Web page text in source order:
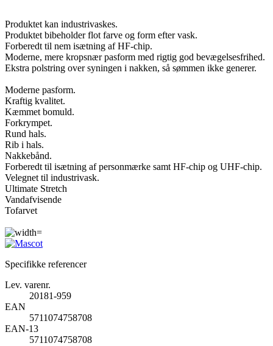
Produktet kan industrivaskes.
Produktet bibeholder flot farve og form efter vask.
Forberedt til nem isætning af HF-chip.
Moderne, mere kropsnær pasform med rigtig god bevægelsesfrihed.
Ekstra polstring over syningen i nakken, så sømmen ikke generer.
Moderne pasform.
Kraftig kvalitet.
Kæmmet bomuld.
Forkrympet.
Rund hals.
Rib i hals.
Nakkebånd.
Forberedt til isætning af personmærke samt HF-chip og UHF-chip.
Velegnet til industrivask.
Ultimate Stretch
Vandafvisende
Tofarvet
Specifikke referencer
Lev. varenr.
20181-959
EAN
5711074758708
EAN-13
5711074758708